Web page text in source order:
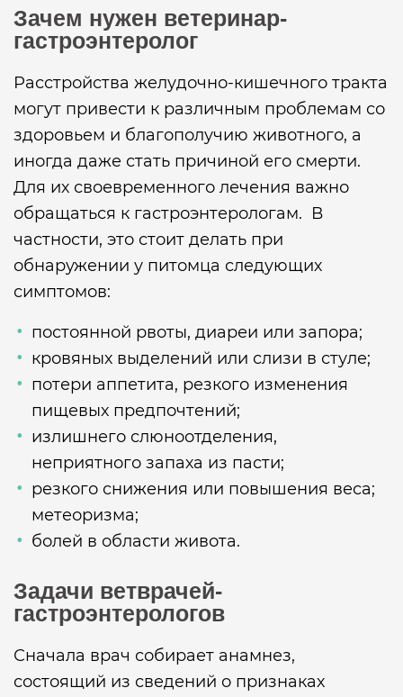
Зачем нужен ветеринар-
гастроэнтеролог
Расстройства желудочно-кишечного тракта
могут привести к различным проблемам со
здоровьем и благополучию животного, а
иногда даже стать причиной его смерти.
Для их своевременного лечения важно
обращаться к гастроэнтерологам. В
частности, это стоит делать при
обнаружении у питомца следующих
симптомов:
постоянной рвоты, диареи или запора;
кровяных выделений или слизи в стуле;
потери аппетита, резкого изменения
пищевых предпочтений;
излишнего слюноотделения,
неприятного запаха из пасти;
резкого снижения или повышения веса;
метеоризма;
болей в области живота.
Задачи ветврачей-
гастроэнтерологов
Сначала врач собирает анамнез,
состоящий из сведений о признаках